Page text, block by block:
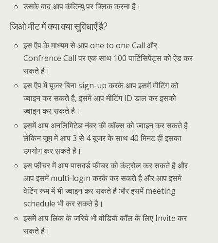
उसके बाद आप कंटिन्यू पर क्लिक करना है।
जिओ मीट में क्या क्या सुविधाएँ है?
इस ऍप के माध्यम से आप one to one Call और
Confrence Call पर एक साथ 100 पार्टिसिपेंट्स को ऐड कर
सकते है।
इस ऍप में यूजर बिना sign-up करके आप इसमें मीटिंग को
ज्वाइन कर सकते है, इसमें आप मीटिंग ID डाल कर इसको
ज्वाइन कर सकते है।
इसमें आप अनलिमिटेड नंबर की कॉल्स को ज्वाइन कर सकते है
लेकिन ज़ूम में आप 3 से 4 यूजर के साथ 40 मिनट ही इसका
उपयोग कर सकते है।
इस फीचर में आप पासवर्ड फीचर को कंट्रोल कर सकते है और
आप इसमें multi-login करके कर सकते है और आप इसमें
वेटिंग रूम में भी ज्वाइन कर सकते है और इसमें meeting
scheduleभी कर सकते है।
इसमें आप लिंक के जरिये भी वीडियो कॉल के लिए Invite कर
सकते है।